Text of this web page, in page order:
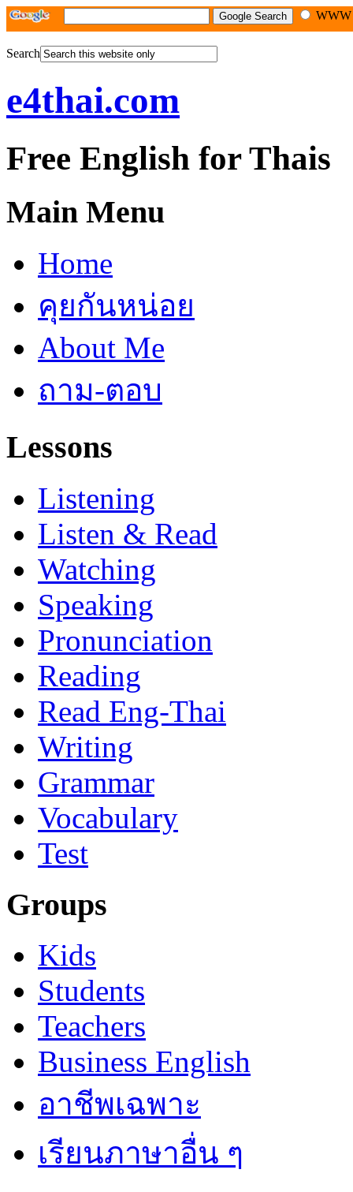
Search
e4thai.com
Free English for Thais
Main Menu
Home
คุยกันหน่อย
About Me
ถาม-ตอบ
Lessons
Listening
Listen & Read
Watching
Speaking
Pronunciation
Reading
Read Eng-Thai
Writing
Grammar
Vocabulary
Test
Groups
Kids
Students
Teachers
Business English
อาชีพเฉพาะ
เรียนภาษาอื่น ๆ